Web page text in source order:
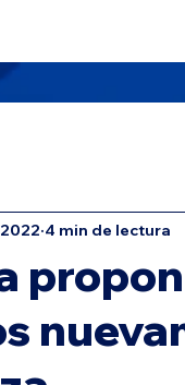
4 min de lectura